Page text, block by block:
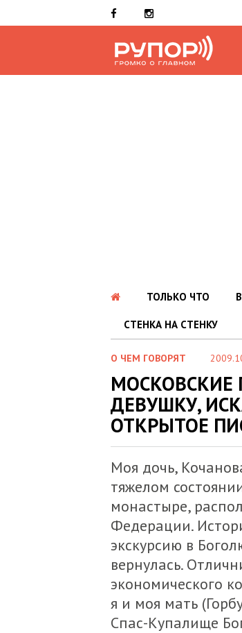
ТОЛЬКО ЧТО
СТЕНКА НА СТЕНКУ
О ЧЕМ ГОВОРЯТ
МОСКОВСКИЕ
ДЕВУШКУ,
ОТКРЫТОЕ
Моя дочь,
тяжелом
монастыре,
Федерации.
экскурсию в
вернулась.
экономического
я и моя мать
Спас-Купалище